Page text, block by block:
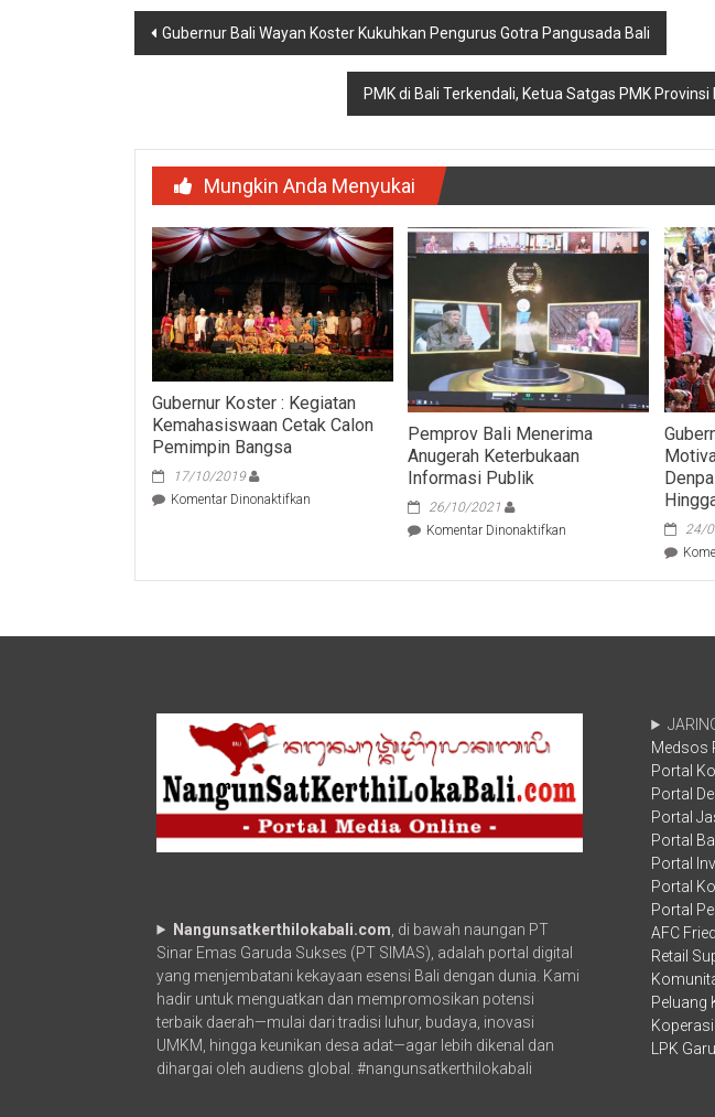
Navigasi
Gubernur Bali Wayan Koster Kukuhkan Pengurus Gotra Pangusada Bali
PMK di Bali Terkendali, Ketua Satgas PMK
Mungkin Anda Menyukai
Gubernur Koster : Kegiatan
Kemahasiswaan Cetak Calon
Pemimpin Bangsa
17/10/2019
Komentar Dinonaktifkan
Kegiatan
Calon
Pemprov Bali Menerima
Anugerah Keterbukaan
Informasi Publik
26/10/2021
Komentar Dinonaktifkan
24/
Nangunsatkerthilokabali.com , di bawah naungan PT
Sinar Emas Garuda Sukses (PT SIMAS), adalah portal digital
yang menjembatani kekayaan esensi Bali dengan dunia. Kami
hadir untuk menguatkan dan mempromosikan potensi
terbaik daerah—mulai dari tradisi luhur, budaya, inovasi
UMKM, hingga keunikan desa adat—agar lebih dikenal dan
dihargai oleh audiens global. #nangunsatkerthilokabali
Medsos
Portal
Portal
Portal
Portal
Portal
Portal
Portal
AFC
Retail
Peluang
LPK